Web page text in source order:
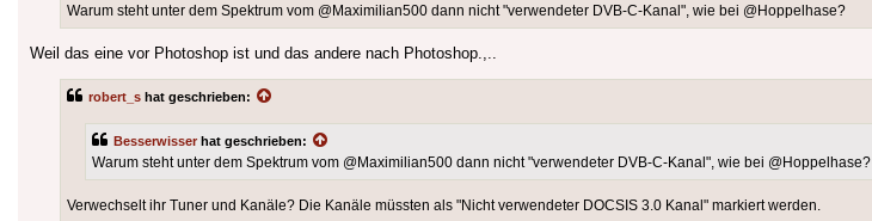
Warum steht unter dem Spektrum vom @Maximilian500 dann nicht "verwendeter DVB-C-Kanal", wie bei @Hoppelhase?
Weil das eine vor Photoshop ist und das andere nach Photoshop.,..
robert_s hat geschrieben:
Besserwisser hat geschrieben:
Warum steht unter dem Spektrum vom @Maximilian500 dann nicht "verwendeter DVB-C-Kanal", wie bei @Hoppelhase?
Verwechselt ihr Tuner und Kanäle? Die Kanäle müssten als "Nicht verwendeter DOCSIS 3.0 Kanal" markiert werden.